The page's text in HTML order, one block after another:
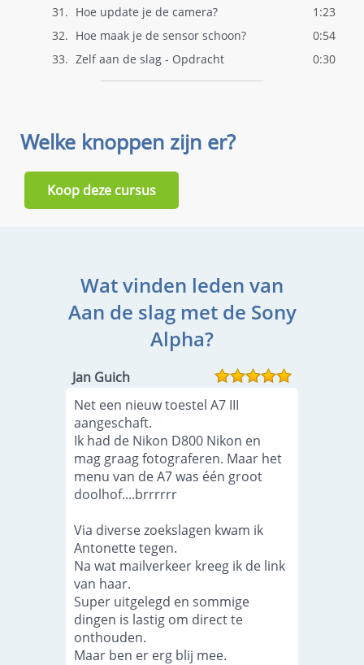
31. Hoe update je de camera?
1:23
32. Hoe maak je de sensor schoon?
0:54
33. Zelf aan de slag - Opdracht 0:30
Welke knoppen zijn er?
Koop deze cursus
Wat vinden leden van
Aan de slag met de Sony
Alpha?
Jan Guich
Net een nieuw toestel A7 III
aangeschaft.
Ik had de Nikon D800 Nikon en
mag graag fotograferen. Maar het
menu van de A7 was één groot
doolhof....brrrrrr
Via diverse zoekslagen kwam ik
Antonette tegen.
Na wat mailverkeer kreeg ik de link
van haar.
Super uitgelegd en sommige
dingen is lastig om direct te
onthouden.
Maar ben er erg blij mee.